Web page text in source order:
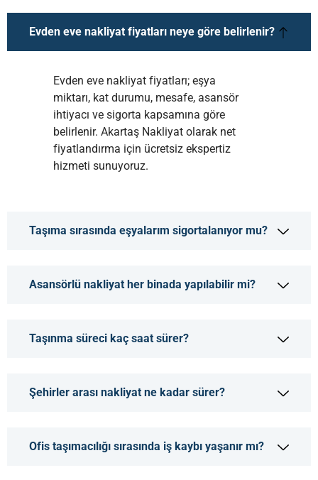
Evden eve nakliyat fiyatları neye göre belirlenir?
Evden eve nakliyat fiyatları; eşya
miktarı, kat durumu, mesafe, asansör
ihtiyacı ve sigorta kapsamına göre
belirlenir. Akartaş Nakliyat olarak net
fiyatlandırma için ücretsiz ekspertiz
hizmeti sunuyoruz.
Taşıma sırasında eşyalarım sigortalanıyor mu?
Asansörlü nakliyat her binada yapılabilir mi?
Taşınma süreci kaç saat sürer?
Şehirler arası nakliyat ne kadar sürer?
Ofis taşımacılığı sırasında iş kaybı yaşanır mı?